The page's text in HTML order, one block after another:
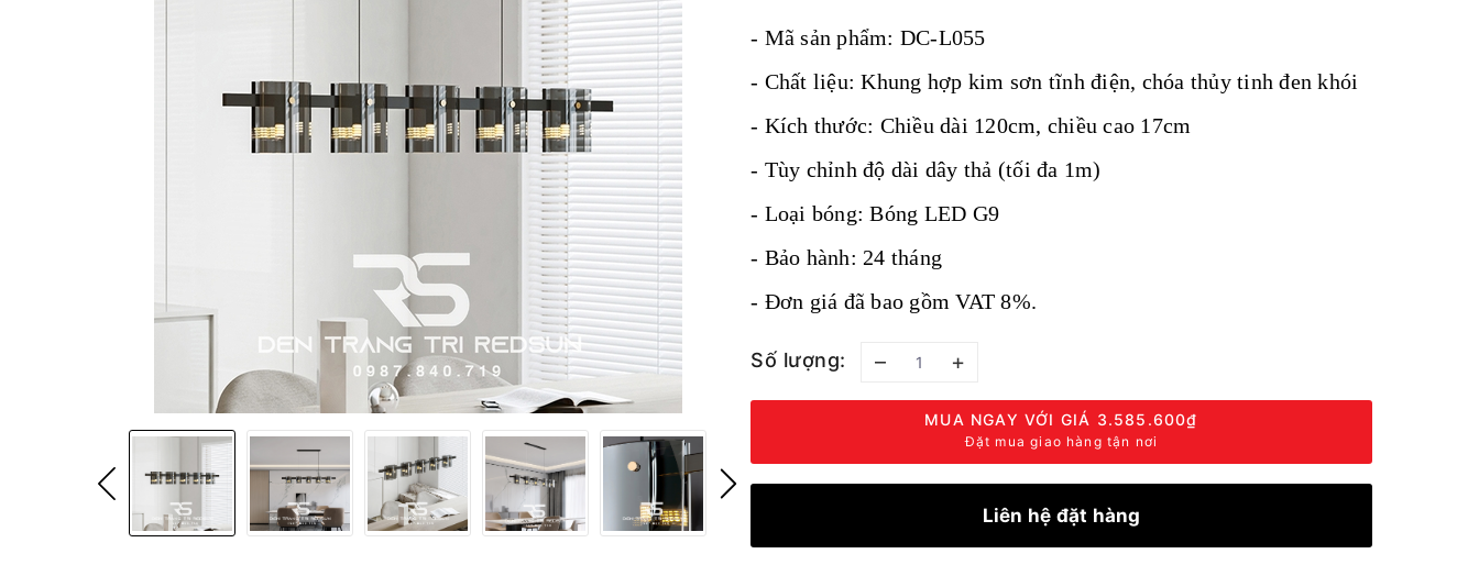
- Mã sản phẩm: DC-L055
- Chất liệu: Khung hợp kim sơn tĩnh điện, chóa thủy tinh đen khói
- Kích thước: Chiều dài 120cm, chiều cao 17cm
- Tùy chỉnh độ dài dây thả (tối đa 1m)
- Loại bóng: Bóng LED G9
- Bảo hành: 24 tháng
- Đơn giá đã bao gồm VAT 8%.
Số lượng: – +
MUA NGAY VỚI GIÁ 3.585.600₫
Đặt mua giao hàng tận nơi
Liên hệ đặt hàng